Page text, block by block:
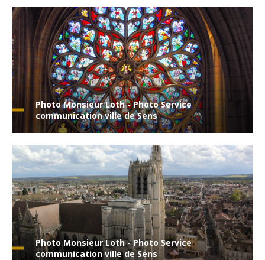
Photo Monsieur Loth - Photo Service
communication ville de Sens
Photo Monsieur Loth - Photo Service
communication ville de Sens